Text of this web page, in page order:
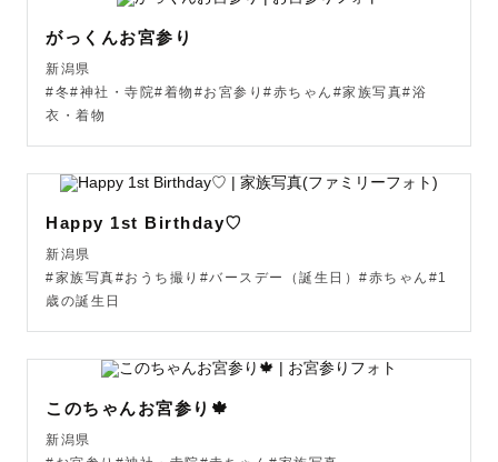
ましょう✩.*˚
高齢者の方への接し方も得意なので、おじいちゃんおばあ
ちゃんとの思い出もぜひ残してみませんか？(*^^*)介助も
できるのでお気軽にご相談ください♬.*ﾟ
《撮影について》
写真を撮られ慣れていないから…と不安な方も多いと思い
安心ください✩.*˚
がっくんお宮参り
新潟県
#冬#神社・寺院#着物#お宮参り#赤ちゃん#家族写真#浴
衣・着物
Happy 1st Birthday♡
新潟県
#家族写真#おうち撮り#バースデー（誕生日）#赤ちゃん#1
歳の誕生日
このちゃんお宮参り🍁
新潟県